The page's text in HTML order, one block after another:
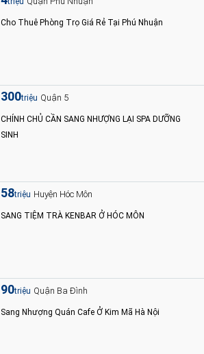
Cho Thuê Phòng Trọ Giá Rẻ Tại Phú Nhuận
300triệu Quận 5
CHÍNH CHỦ CẦN SANG NHƯỢNG LẠI SPA DƯỠNG
SINH
58triệu Huyện Hóc Môn
SANG TIỆM TRÀ KENBAR Ở HÓC MÔN
90triệu Quận Ba Đình
Sang Nhượng Quán Cafe Ở Kim Mã Hà Nội